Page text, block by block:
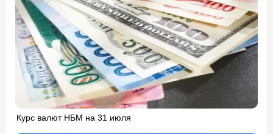
Курс валют НБМ на 31 июля